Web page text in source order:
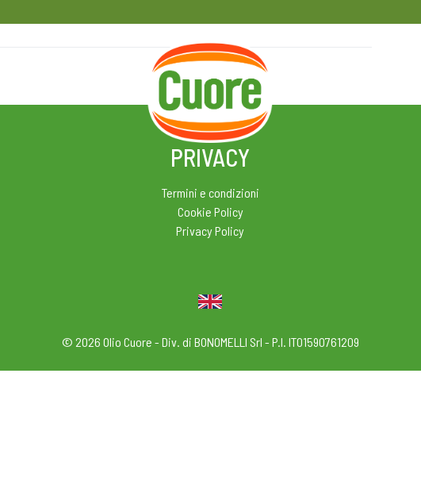
HOME
PRIVACY
Termini e condizioni
Cookie Policy
Privacy Policy
© 2026 Olio Cuore - Div. di BONOMELLI Srl - P.I. IT01590761209